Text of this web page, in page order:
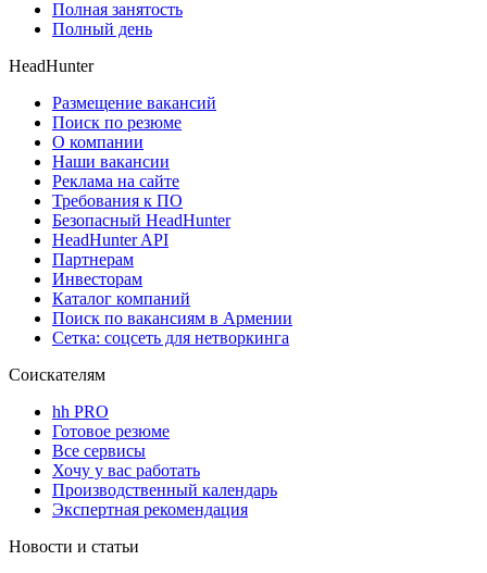
Полная занятость
Полный день
HeadHunter
Размещение вакансий
Поиск по резюме
О компании
Наши вакансии
Реклама на сайте
Требования к ПО
Безопасный HeadHunter
HeadHunter API
Партнерам
Инвесторам
Каталог компаний
Поиск по вакансиям в Армении
Сетка: соцсеть для нетворкинга
Соискателям
hh PRO
Готовое резюме
Все сервисы
Хочу у вас работать
Производственный календарь
Экспертная рекомендация
Новости и статьи